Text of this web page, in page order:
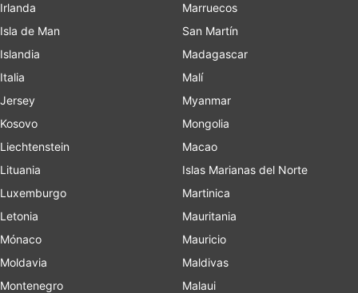
Irlanda
Isla de Man
Islandia
Italia
Jersey
Kosovo
Liechtenstein
Lituania
Luxemburgo
Letonia
Mónaco
Moldavia
Montenegro
Marruecos
San Martín
Madagascar
Malí
Myanmar
Mongolia
Macao
Islas Marianas del Norte
Martinica
Mauritania
Mauricio
Maldivas
Malaui